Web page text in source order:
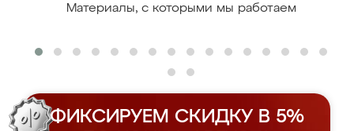
Материалы, с которыми мы работаем
ФИКСИРУЕМ СКИДКУ В 5%